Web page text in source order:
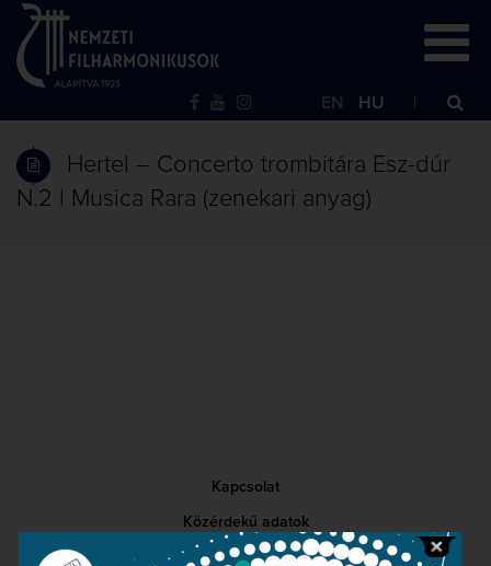
EN HU
Hertel – Concerto trombitára Esz-dúr
N.2 | Musica Rara (zenekari anyag)
Kapcsolat
Közérdekű adatok
Sajtószoba